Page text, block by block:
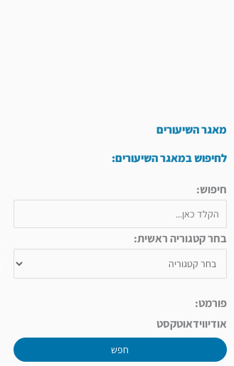
מאגר השיעורים
לחיפוש במאגר השיעורים:
חיפוש:
בחר קטגוריה ראשית:
פורמט:
אודיווידאוטקסט
חפש